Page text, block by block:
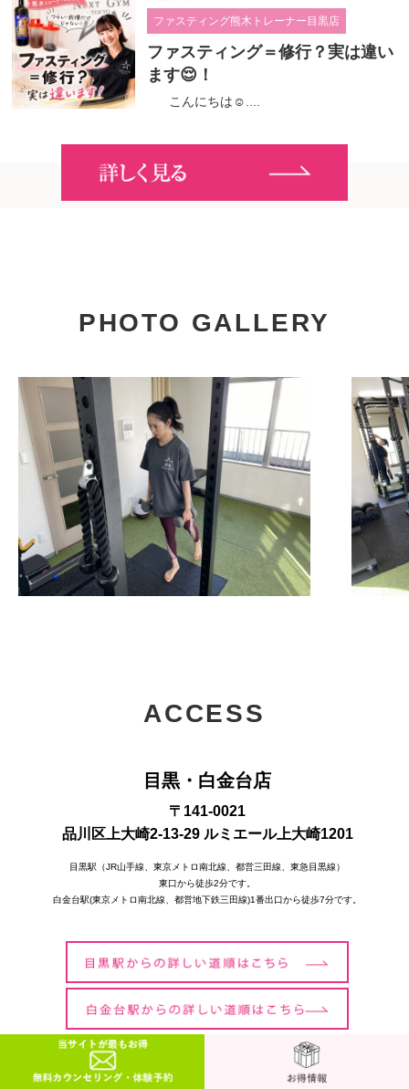
ファスティング熊木トレーナー目黒店
ファスティング＝修行？実は違い
ます😌！
こんにちは☺....
PHOTO GALLERY
ACCESS
目黒・白金台店
〒141-0021
品川区上大崎2-13-29 ルミエール上大崎1201
目黒駅（JR山手線、東京メトロ南北線、都営三田線、東急目黒線）
東口から徒歩2分です。
白金台駅(東京メトロ南北線、都営地下鉄三田線)1番出口から徒歩7分です。